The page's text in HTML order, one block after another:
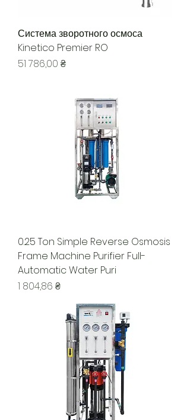
Система зворотного осмоса
Kinetico Premier RO
Цена
51 786,00 ₴
0.25 Ton Simple Reverse Osmosis
Frame Machine Purifier Full-
Automatic Water Puri
Цена
1 804,86 ₴